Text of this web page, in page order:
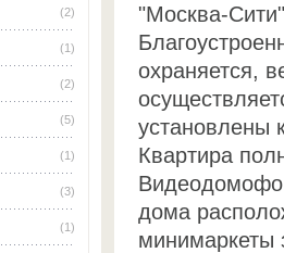
(2)
(1)
(2)
(5)
(1)
(3)
(1)
"Москва-
охраняется,
установлены
Квартира
дома
минимаркеты